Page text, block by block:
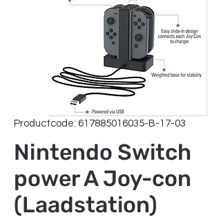
Productcode: 617885016035-B-17-03
Nintendo Switch
power A Joy-con
(Laadstation)